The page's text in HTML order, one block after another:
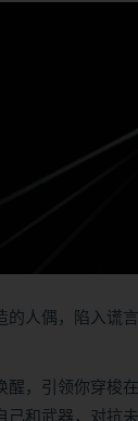
的人偶，陷入谎
醒，引领你穿梭
己和武器，对抗